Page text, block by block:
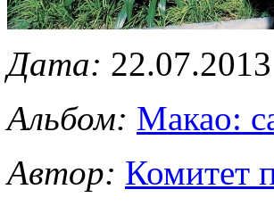
Дата:
Альбом: Макао:
Автор: Комитет